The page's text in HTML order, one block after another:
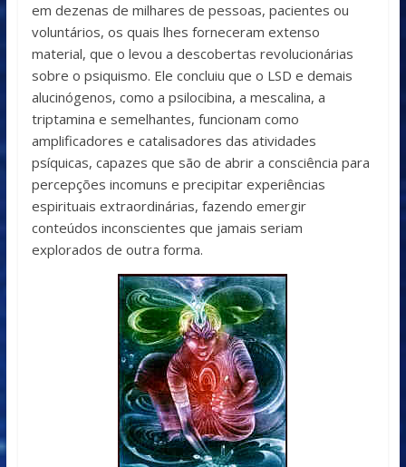
em dezenas de milhares de pessoas, pacientes ou
voluntários, os quais lhes forneceram extenso
material, que o levou a descobertas revolucionárias
sobre o psiquismo. Ele concluiu que o LSD e demais
alucinógenos, como a psilocibina, a mescalina, a
triptamina e semelhantes, funcionam como
amplificadores e catalisadores das atividades
psíquicas, capazes que são de abrir a consciência para
percepções incomuns e precipitar experiências
espirituais extraordinárias, fazendo emergir
conteúdos inconscientes que jamais seriam
explorados de outra forma.